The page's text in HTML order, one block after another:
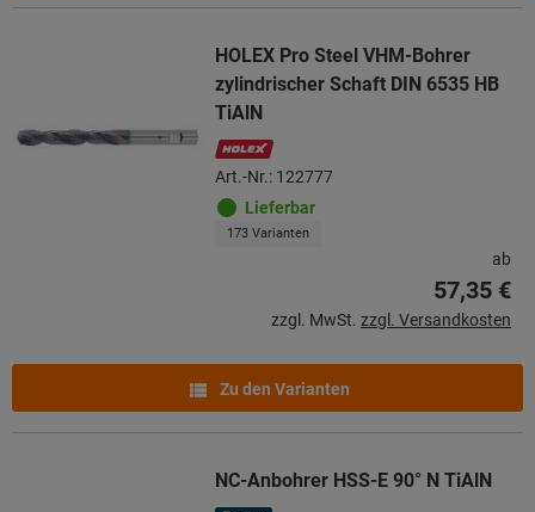
HOLEX Pro Steel VHM-Bohrer
zylindrischer Schaft DIN 6535 HB
TiAlN
Art.-Nr.: 122777
Lieferbar
173 Varianten
ab
57,35 €
zzgl. MwSt. zzgl. Versandkosten
Zu den Varianten
NC-Anbohrer HSS-E 90° N TiAlN